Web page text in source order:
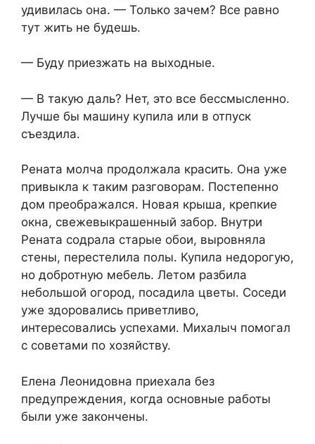
удивилась она. — Только зачем? Все равно
тут жить не будешь.
— Буду приезжать на выходные.
— В такую даль? Нет, это все бессмысленно.
Лучше бы машину купила или в отпуск
съездила.
Рената молча продолжала красить. Она уже
привыкла к таким разговорам. Постепенно
дом преображался. Новая крыша, крепкие
окна, свежевыкрашенный забор. Внутри
Рената содрала старые обои, выровняла
стены, перестелила полы. Купила недорогую,
но добротную мебель. Летом разбила
небольшой огород, посадила цветы. Соседи
уже здоровались приветливо,
интересовались успехами. Михалыч помогал
с советами по хозяйству.
Елена Леонидовна приехала без
предупреждения, когда основные работы
были уже закончены.